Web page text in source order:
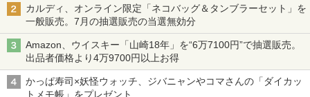
カルディ、オンライン限定「ネコバッグ＆タンブラーセット」を
一般販売。7月の抽選販売の当選無効分
Amazon、ウイスキー「山崎18年」を“6万7100円”で抽選販売。
出品者価格より4万9700円以上お得
かっぱ寿司×妖怪ウォッチ、ジバニャンやコマさんの「ダイカッ
トメモ帳」をプレゼント